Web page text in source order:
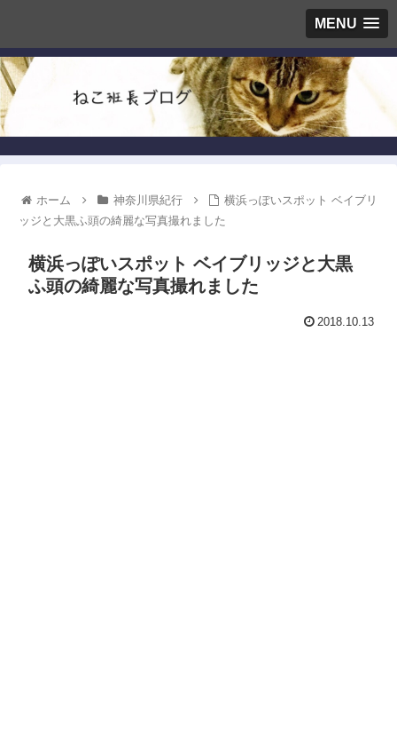
MENU
ホーム 神奈川県紀行
横浜っぽいスポット ベイブリ
ッジと大黒ふ頭の綺麗な写真撮れました
横浜っぽいスポット ベイブリッジと大黒
ふ頭の綺麗な写真撮れました
2018.10.13